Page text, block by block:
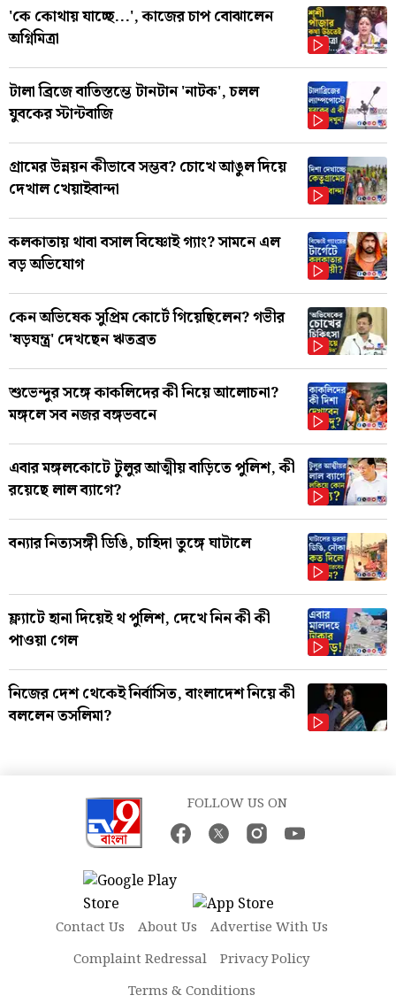
'কে কোথায় যাচ্ছে...', কাজের চাপ বোঝালেন
অগ্নিমিত্রা
টালা ব্রিজে বাতিস্তম্ভে টানটান 'নাটক', চলল
যুবকের স্টান্টবাজি
গ্রামের উন্নয়ন কীভাবে সম্ভব? চোখে আঙুল দিয়ে
দেখাল খেয়াইবান্দা
কলকাতায় থাবা বসাল বিষ্ণোই গ্যাং? সামনে এল
বড় অভিযোগ
কেন অভিষেক সুপ্রিম কোর্টে গিয়েছিলেন? গভীর
'ষড়যন্ত্র' দেখছেন ঋতব্রত
শুভেন্দুর সঙ্গে কাকলিদের কী নিয়ে আলোচনা?
মঙ্গলে সব নজর বঙ্গভবনে
এবার মঙ্গলকোটে টুলুর আত্মীয় বাড়িতে পুলিশ, কী
রয়েছে লাল ব্যাগে?
বন্যার নিত্যসঙ্গী ডিঙি, চাহিদা তুঙ্গে ঘাটালে
ফ্ল্যাটে হানা দিয়েই থ পুলিশ, দেখে নিন কী কী
পাওয়া গেল
নিজের দেশ থেকেই নির্বাসিত, বাংলাদেশ নিয়ে কী
বললেন তসলিমা?
FOLLOW US ON
Contact Us About Us
Advertise With Us
Complaint Redressal
Privacy Policy
Terms & Conditions